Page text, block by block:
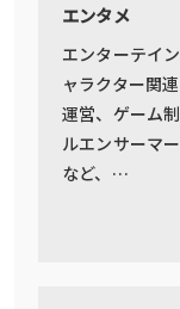
エンタメ
エンターテイ
ャラクター関
運営、ゲーム
ルエンサーマ
など、…